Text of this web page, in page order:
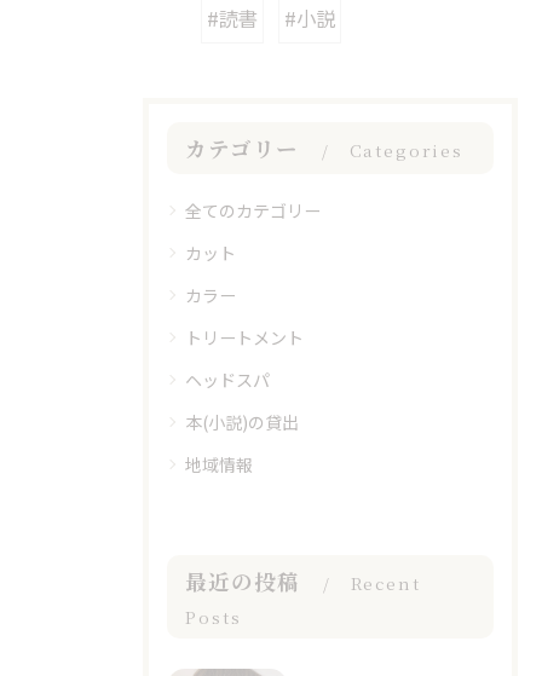
#読書 #小説
カテゴリー Categories
全てのカテゴリー
カット
カラー
トリートメント
ヘッドスパ
本(小説)の貸出
地域情報
最近の投稿
Recent
Posts